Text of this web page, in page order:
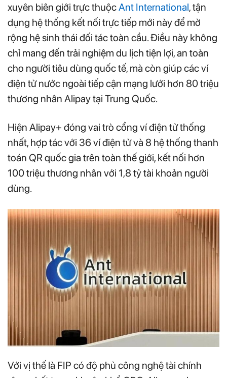
xuyên biên giới trực thuộcAnt International, tận
dụng hệ thống kết nối trực tiếp mới này để mở
rộng hệ sinh thái đối tác toàn cầu. Điều này không
chỉ mang đến trải nghiệm du lịch tiện lợi, an toàn
cho người tiêu dùng quốc tế, mà còn giúp các ví
điện tử nước ngoài tiếp cận mạng lưới hơn 80 triệu
thương nhân Alipay tại Trung Quốc.
Hiện Alipay+ đóng vai trò cổng ví điện tử thống
nhất, hợp tác với 36 ví điện tử và 8 hệ thống thanh
toán QR quốc gia trên toàn thế giới, kết nối hơn
100 triệu thương nhân với 1,8 tỷ tài khoản người
dùng.
Với vị thế là FIP có độ phủ công nghệ tài chính